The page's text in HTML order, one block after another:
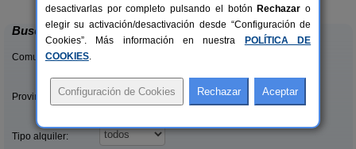
Buscar
Comunidades:
Provincias/Islas:
Tipo alquiler:
desactivarlas por completo pulsando el botón Rechazar o
elegir su activación/desactivación desde “Configuración de
Cookies”. Más información en nuestra
POLÍTICA DE
COOKIES.